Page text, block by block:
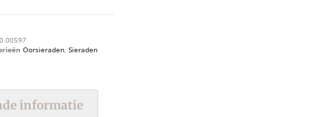
Oorsieraden, Sieraden
informatie